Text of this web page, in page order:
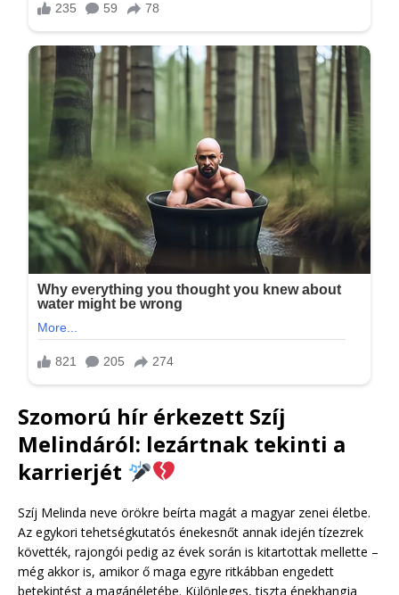
Szomorú hír érkezett Szíj
Melindáról: lezártnak tekinti a
karrierjét
Szíj Melinda neve örökre beírta magát a magyar zenei életbe.
Az egykori tehetségkutatós énekesnőt annak idején tízezrek
követték, rajongói pedig az évek során is kitartottak mellette –
még akkor is, amikor ő maga egyre ritkábban engedett
betekintést a magánéletébe. Különleges, tiszta énekhangja